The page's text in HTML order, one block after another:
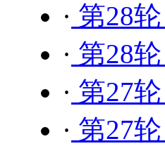
· 第28
· 第28
· 第27
· 第27